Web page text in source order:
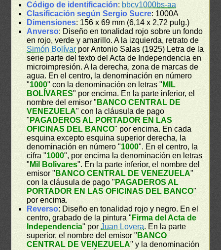
Código de identificación: bbcv1000bs-aa
Clasificación según Sergio Sucre: 1000A
Dimensiones: 156 x 69 mm (6,14 x 2,72 pulg.)
Anverso: Diseño en tonalidad rojo sobre un fondo
en rojo, verde y amarillo. A la izquierda, retrato de
Simón Bolívar por Antonio Salas (1925) Letra de la
serie parte del texto del Acta de Independencia en
microimpresión. A la derecha, zona de marcas de
agua. En el centro, la denominación en número
"1000" con la denominación en letras " MIL
BOLÍVARES" por encima. En la parte inferior, el
nombre del emisor " BANCO CENTRAL DE
VENEZUELA" con la cláusula de pago
" PAGADEROS AL PORTADOR EN LAS
OFICINAS DEL BANCO" por encima. En cada
esquina excepto esquina superior derecha, la
denominación en número "1000". En el centro, la
cifra "1000", por encima la denominación en letras
" Mil Bolivares". En la parte inferior, el nombre del
emisor " BANCO CENTRAL DE VENEZUELA"
con la cláusula de pago " PAGADEROS AL
PORTADOR EN LAS OFICINAS DEL BANCO"
por encima.
Reverso: Diseño en tonalidad rojo y negro. En el
centro, grabado de la pintura " Firma del Acta de
Independencia" porJuan Lovera. En la parte
superior, el nombre del emisor " BANCO
CENTRAL DE VENEZUELA" y la denominación